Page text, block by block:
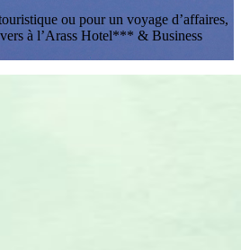
ou pour un voyage d’affaires,
à l’Arass Hotel*** & Business